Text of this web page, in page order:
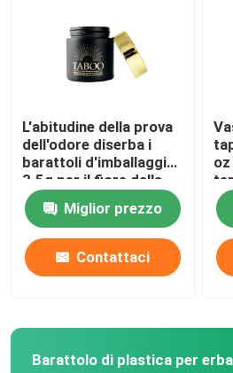
L'abitudine della prova
dell'odore diserba i
barattoli d'imballaggio
3.5g per il fiore della
Miglior prezzo
Contattaci
Barattolo di plastica per